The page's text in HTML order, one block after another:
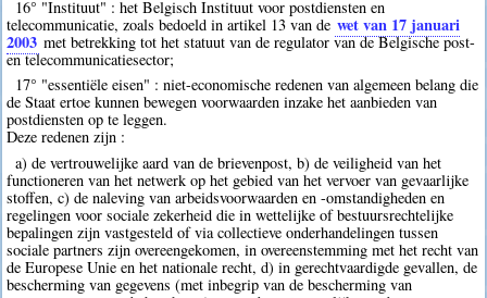
16° "Instituut" : het Belgisch Instituut voor postdiensten en
telecommunicatie, zoals bedoeld in artikel 13 van de wet van 17 januari
2003 met betrekking tot het statuut van de regulator van de Belgische post-
en telecommunicatiesector;
17° "essentiële eisen" : niet-economische redenen van algemeen belang die
de Staat ertoe kunnen bewegen voorwaarden inzake het aanbieden van
postdiensten op te leggen.
Deze redenen zijn :
a) de vertrouwelijke aard van de brievenpost, b) de veiligheid van het
functioneren van het netwerk op het gebied van het vervoer van gevaarlijke
stoffen, c) de naleving van arbeidsvoorwaarden en -omstandigheden en
regelingen voor sociale zekerheid die in wettelijke of bestuursrechtelijke
bepalingen zijn vastgesteld of via collectieve onderhandelingen tussen
sociale partners zijn overeengekomen, in overeenstemming met het recht van
de Europese Unie en het nationale recht, d) in gerechtvaardigde gevallen, de
bescherming van gegevens (met inbegrip van de bescherming van